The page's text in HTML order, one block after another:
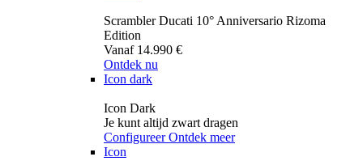
Scrambler Ducati 10° Anniversario Rizoma
Edition
Vanaf 14.990 €
Ontdek nu
Icon dark
Icon Dark
Je kunt altijd zwart dragen
Configureer Ontdek meer
Icon